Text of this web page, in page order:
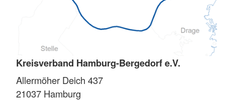
Kreisverband Hamburg-Bergedorf e.V.
Allermöher Deich 437
21037 Hamburg